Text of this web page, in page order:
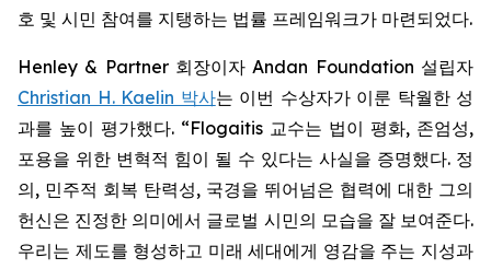
호 및 시민 참여를 지탱하는 법률 프레임워크가 마련되었다.
Henley & Partner 회장이자 Andan Foundation 설립자
Christian H. Kaelin 박사는 이번 수상자가 이룬 탁월한 성
과를 높이 평가했다. “Flogaitis 교수는 법이 평화, 존엄성,
포용을 위한 변혁적 힘이 될 수 있다는 사실을 증명했다. 정
의, 민주적 회복 탄력성, 국경을 뛰어넘은 협력에 대한 그의
헌신은 진정한 의미에서 글로벌 시민의 모습을 잘 보여준다.
우리는 제도를 형성하고 미래 세대에게 영감을 주는 지성과